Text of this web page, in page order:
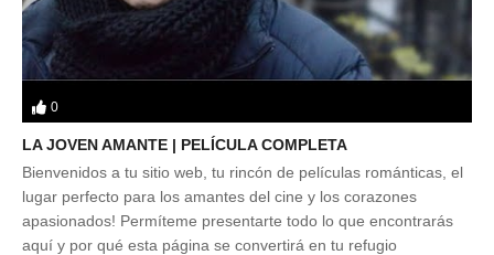
0
LA JOVEN AMANTE | PELÍCULA COMPLETA
Bienvenidos a tu sitio web, tu rincón de películas románticas, el
lugar perfecto para los amantes del cine y los corazones
apasionados! Permíteme presentarte todo lo que encontrarás
aquí y por qué esta página se convertirá en tu refugio